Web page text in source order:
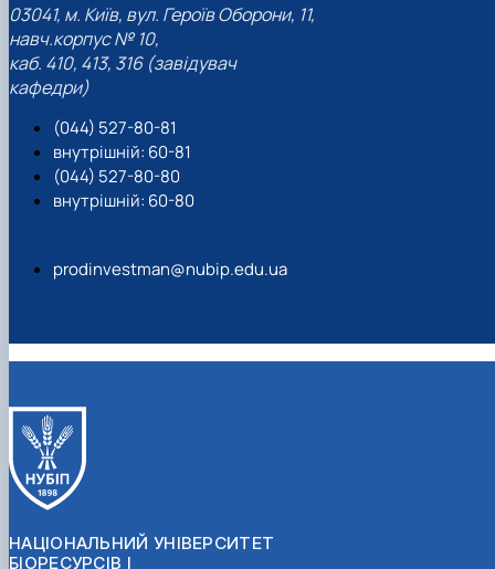
03041, м. Київ, вул. Героїв Оборони, 11,
навч.корпус № 10,
каб. 410, 413, 316 (завідувач
кафедри)
(044) 527-80-81
внутрішній: 60-81
(044) 527-80-80
внутрішній: 60-80
prodinvestman@nubip.edu.ua
НАЦІОНАЛЬНИЙ УНІВЕРСИТЕТ
БІОРЕСУРСІВ І